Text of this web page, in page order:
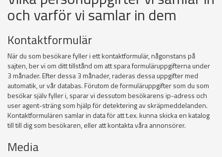
och varför vi samlar in dem
Kontaktformulär
När du som besökare fyller i ett kontaktformulär, någonstans på
sajten, ber vi om ditt tillstånd om att spara formuläruppgifterna under
3 månader. Efter dessa 3 månader, raderas dessa uppgifter med
automatik, ur vår databas. Förutom de formuläruppgifter som du som
besökar själv fyller i, sparar vi dessutom besökarens ip-adress och
user agent-sträng som hjälp för detektering av skräpmeddelanden.
Kontaktformulären samlar in data för att t.ex. kunna skicka en katalog
till till dig som besökaren, eller att kontakta våra annonsörer.
Media